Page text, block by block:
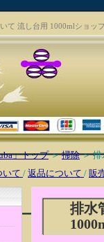
て 流し台用 1000mlショッ
」トップ＞掃除＞ 排
いて / 返品について / 販
排水